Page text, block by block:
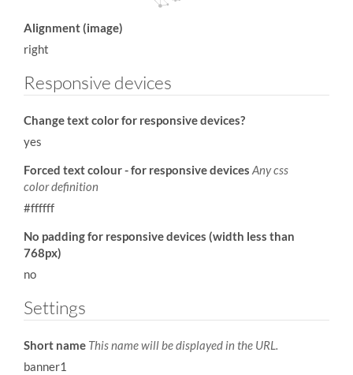
Alignment (image)
right
Responsive devices
Change text color for responsive devices?
yes
Forced text colour - for responsive devices Any css
color definition
#ffffff
No padding for responsive devices (width less than
768px)
no
Settings
Short name This name will be displayed in the URL.
banner1